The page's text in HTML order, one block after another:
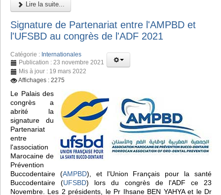
Lire la suite...
Signature de Partenariat entre l'AMPBD et
l'UFSBD au congrès de l'ADF 2021
Catégorie : Internationales
Publication : 23 novembre 2021
Mis à jour : 19 mars 2022
Affichages : 2275
Le Palais des
congrès a
abrité la
signature du
Partenariat
entre
l'association
Marocaine de
Prévention
Buccodentaire (AMPBD), et l'Union Français pour la santé
Buccodentaire (UFSBD) lors du congrès de l'ADF ce 23
Novembre. Les 2 présidents, le Pr Ihsane BEN YAHYA et le Dr